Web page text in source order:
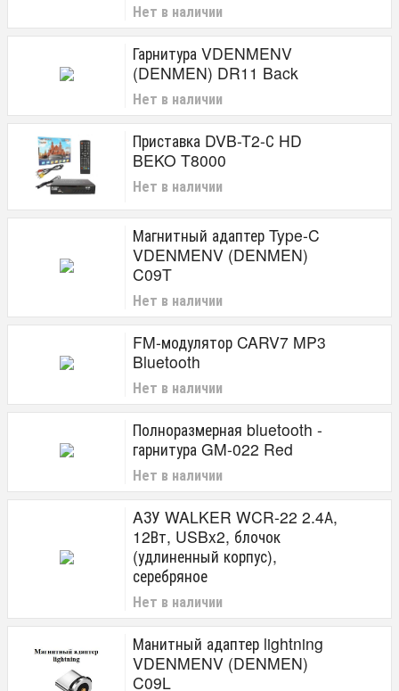
Нет в наличии
Гарнитура VDENMENV
(DENMEN) DR11 Back
Нет в наличии
Приставка DVB-T2-С HD
BEKO T8000
Нет в наличии
Магнитный адаптер Type-C
VDENMENV (DENMEN)
C09T
Нет в наличии
FM-модулятор CARV7 MP3
Bluetooth
Нет в наличии
Полноразмерная bluetooth -
гарнитура GM-022 Red
Нет в наличии
AЗУ WALKER WCR-22 2.4А,
12Вт, USBx2, блочок
(удлиненный корпус),
серебряное
Нет в наличии
Манитный адаптер lightning
VDENMENV (DENMEN)
C09L